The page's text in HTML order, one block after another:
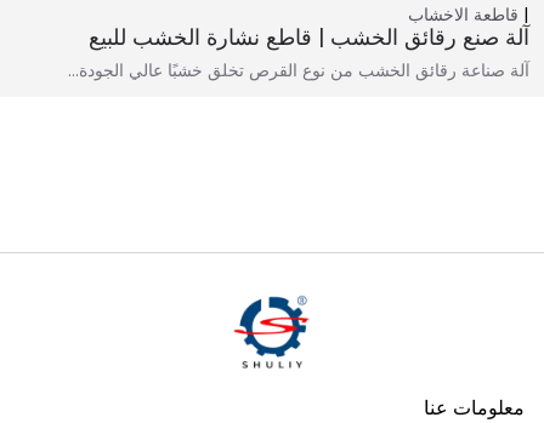
قاطعة الاخشاب
آلة صنع رقائق الخشب | قاطع نشارة الخشب للبيع
آلة صناعة رقائق الخشب من نوع القرص تخلق خشبًا عالي الجودة…
معلومات عنا